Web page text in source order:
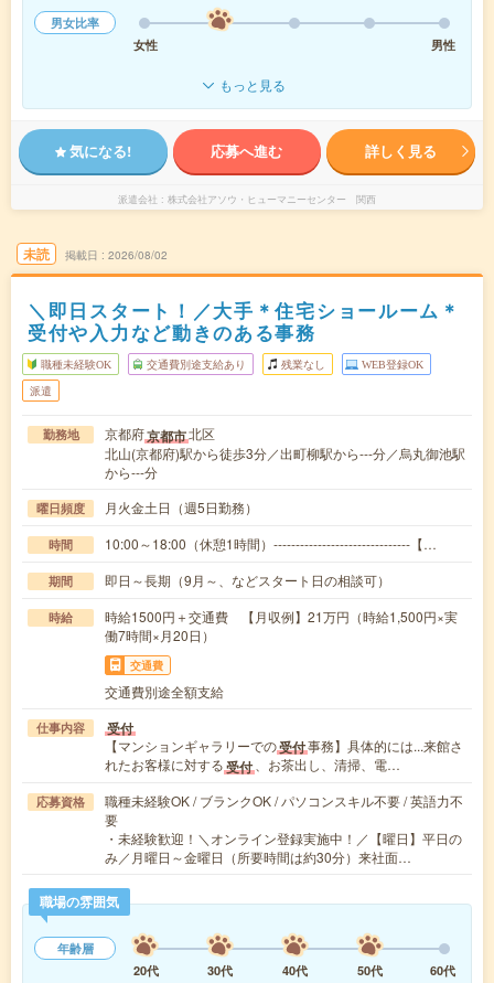
男女比率
女性
男性
もっと見る
気になる! 応募へ進む 詳しく見る
派遣会社 株式会社アソウ・ヒューマニーセンター 関西
未読 掲載日 2026/08/02
＼即日スタート！／大手＊住宅ショールーム＊
受付や入力など動きのある事務
職種未経験OK 交通費別途支給あり 残業なし WEB登録OK
派遣
勤務地 京都府京都市北区
北山(京都府)駅から徒歩3分／出町柳駅から---分／烏丸御池駅
から---分
曜日頻度 月火金土日（週5日勤務）
時間 10:00～18:00（休憩1時間）-------------------------------【…
期間 即日～長期（9月～、などスタート日の相談可）
時給
時給1500円＋交通費 【月収例】21万円（時給1,500円×実
働7時間×月20日）
交通費
交通費別途全額支給
仕事内容 受付
【マンションギャラリーでの受付事務】具体的には...来館さ
れたお客様に対する受付 、お茶出し、清掃、電…
応募資格
職種未経験OK / ブランクOK / パソコンスキル不要 / 英語力不
要
・未経験歓迎！＼オンライン登録実施中！／【曜日】平日の
み／月曜日～金曜日（所要時間は約30分）来社面…
職場の雰囲気
年齢層
20代
30代 40代 50代
60代